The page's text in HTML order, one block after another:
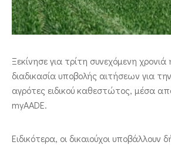
Ξεκίνησε για τρίτη συνεχόμενη
διαδικασία υποβολής αιτήσεων για
αγρότες ειδικού καθεστώτος, μέσα
myAADE.
Ειδικότερα, οι δικαιούχοι